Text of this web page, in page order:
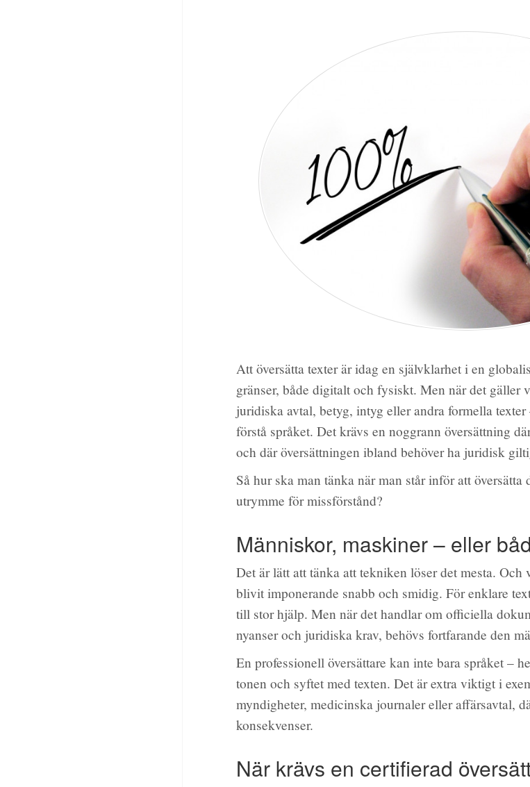
Att översätta texter är idag en självklarhet i en
gränser, både digitalt och fysiskt. Men när det gäller
juridiska avtal, betyg, intyg eller andra formella
förstå språket. Det krävs en noggrann översättning
och där översättningen ibland behöver ha juridisk
Så hur ska man tänka när man står inför att
utrymme för missförstånd?
Människor, maskiner – eller
Det är lätt att tänka att tekniken löser det mesta. Och
blivit imponerande snabb och smidig. För enklare
till stor hjälp. Men när det handlar om officiella
nyanser och juridiska krav, behövs fortfarande den
En professionell översättare kan inte bara språket –
tonen och syftet med texten. Det är extra viktigt i
myndigheter, medicinska journaler eller affärsavtal,
konsekvenser.
När krävs en certifierad